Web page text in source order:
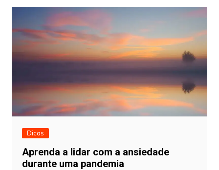
Dicas
Aprenda a lidar com a ansiedade
durante uma pandemia